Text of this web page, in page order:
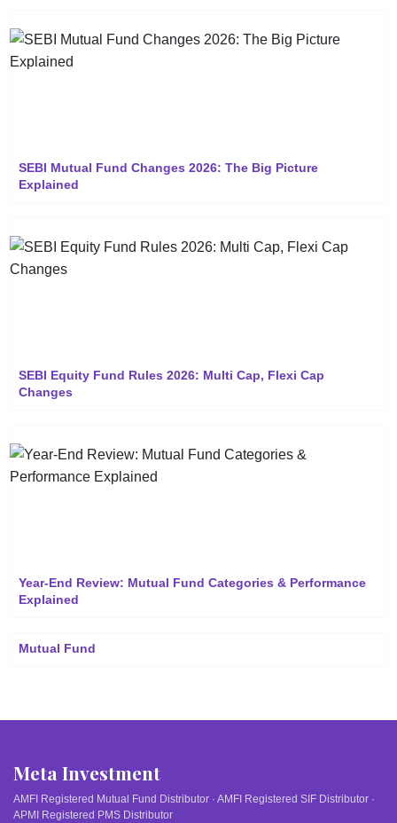
SEBI Mutual Fund Changes 2026: The Big Picture
Explained
SEBI Equity Fund Rules 2026: Multi Cap, Flexi Cap
Changes
Year-End Review: Mutual Fund Categories & Performance
Explained
Mutual Fund
Meta Investment
AMFI Registered Mutual Fund Distributor · AMFI Registered SIF Distributor ·
APMI Registered PMS Distributor